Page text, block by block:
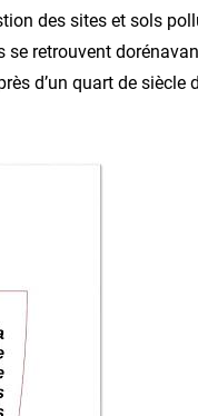
des sites et sols
retrouvent
d’un quart de siècle